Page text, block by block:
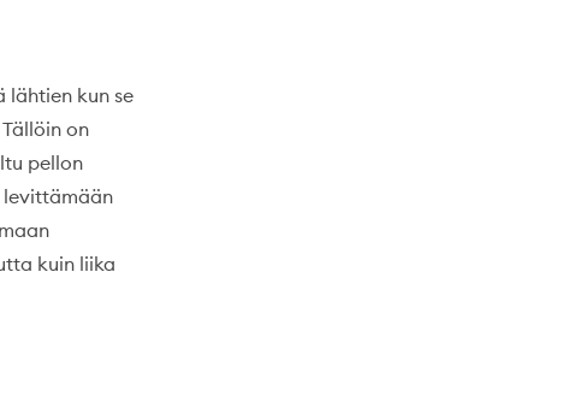
lähtien kun se
on
pellon
levittämään
kuin liika